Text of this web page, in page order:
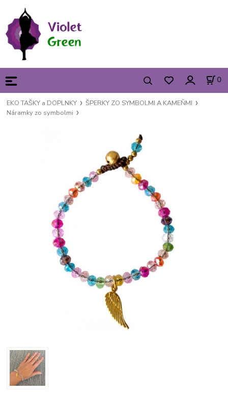
0
EKO TAŠKY a DOPLNKY
ŠPERKY ZO SYMBOLMI A KAMEŇMI
Náramky zo symbolmi